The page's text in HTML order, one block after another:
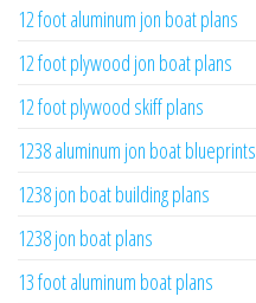
12 foot aluminum jon boat plans
12 foot plywood jon boat plans
12 foot plywood skiff plans
1238 aluminum jon boat blueprints
1238 jon boat building plans
1238 jon boat plans
13 foot aluminum boat plans